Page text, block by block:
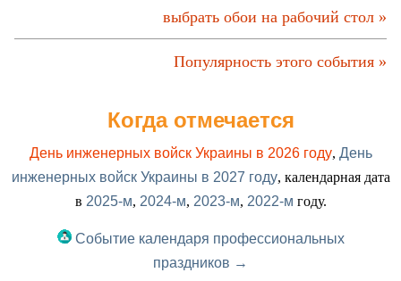
выбрать обои на рабочий стол »
Популярность этого события »
Когда отмечается
День инженерных войск Украины в 2026 году, День
инженерных войск Украины в 2027 году, календарная дата
в 2025-м, 2024-м, 2023-м, 2022-м году.
Событие календаря профессиональных
праздников →